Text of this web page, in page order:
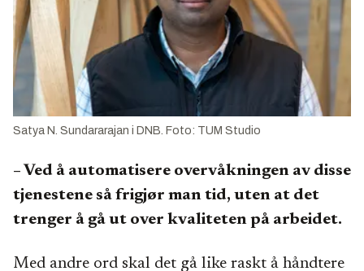
Satya N. Sundararajan i DNB. Foto: TUM Studio
– Ved å automatisere overvåkningen av disse
tjenestene så frigjør man tid, uten at det
trenger å gå ut over kvaliteten på arbeidet.
Med andre ord skal det gå like raskt å håndtere